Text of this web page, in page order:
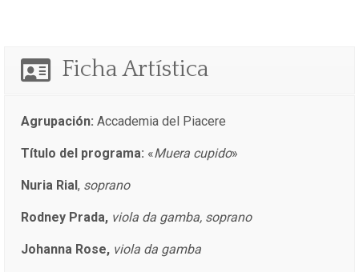
Ficha Artística
Agrupación: Accademia del Piacere
Título del programa: «Muera cupido»
Nuria Rial, soprano
Rodney Prada, viola da gamba, soprano
Johanna Rose, viola da gamba